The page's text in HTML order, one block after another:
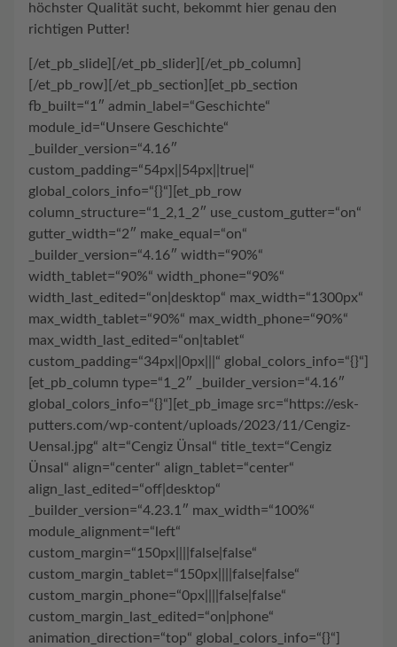
höchster Qualität sucht, bekommt hier genau den
richtigen Putter!
[/et_pb_slide][/et_pb_slider][/et_pb_column]
[/et_pb_row][/et_pb_section][et_pb_section
fb_built=“1″ admin_label=“Geschichte“
module_id=“Unsere Geschichte“
_builder_version=“4.16″
custom_padding=“54px||54px||true|“
global_colors_info=“{}“][et_pb_row
column_structure=“1_2,1_2″ use_custom_gutter=“on“
gutter_width=“2″ make_equal=“on“
_builder_version=“4.16″ width=“90%“
width_tablet=“90%“ width_phone=“90%“
width_last_edited=“on|desktop“ max_width=“1300px“
max_width_tablet=“90%“ max_width_phone=“90%“
max_width_last_edited=“on|tablet“
custom_padding=“34px||0px|||“ global_colors_info=“{}“]
[et_pb_column type=“1_2″ _builder_version=“4.16″
global_colors_info=“{}“][et_pb_image src=“https://esk-
putters.com/wp-content/uploads/2023/11/Cengiz-
Uensal.jpg“ alt=“Cengiz Ünsal“ title_text=“Cengiz
Ünsal“ align=“center“ align_tablet=“center“
align_last_edited=“off|desktop“
_builder_version=“4.23.1″ max_width=“100%“
module_alignment=“left“
custom_margin=“150px||||false|false“
custom_margin_tablet=“150px||||false|false“
custom_margin_phone=“0px||||false|false“
custom_margin_last_edited=“on|phone“
animation_direction=“top“ global_colors_info=“{}“]